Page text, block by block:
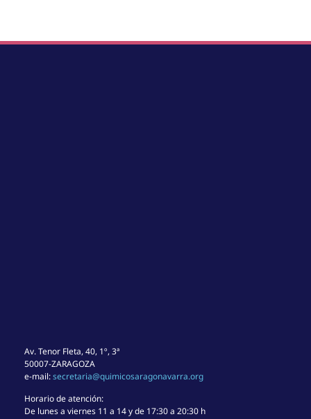
Av. Tenor Fleta, 40, 1º, 3ª
50007-ZARAGOZA
e-mail:secretaria@quimicosaragonavarra.org
Horario de atención:
De lunes a viernes 11 a 14 y de 17:30 a 20:30 h